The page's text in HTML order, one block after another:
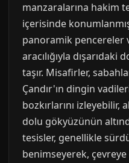
manzaralarına hakim
içerisinde
panoramik pencereler
aracılığıyla
taşır. Misafirler,
Çandır'ın dingin
bozkırlarını izleyebilir,
dolu gökyüzünün
tesisler, genellikle
benimseyerek,